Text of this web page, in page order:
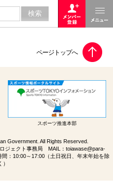
スポーツ推進本部
Government. All Rights Reserved.
ジェクト事務局 MAIL： toiawase@para-
：10:00～17:00（土日祝日、年末年始を除
）